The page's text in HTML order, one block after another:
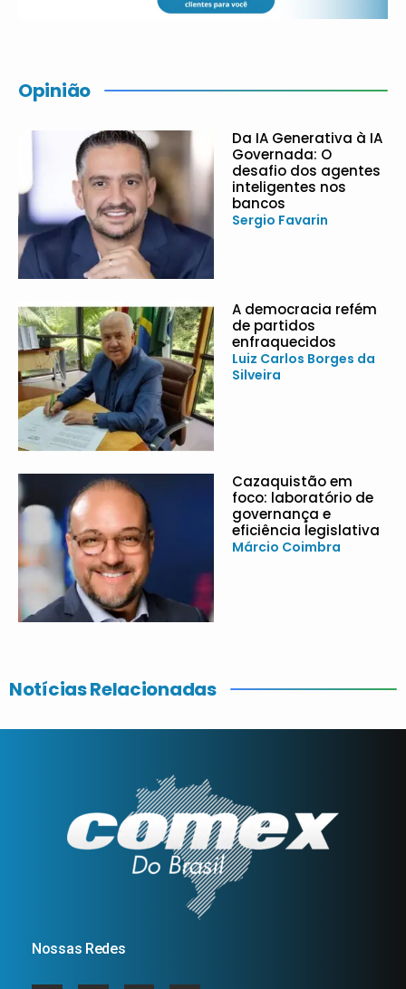
Opinião
Da IA Generativa à IA
Governada: O
desafio dos agentes
inteligentes nos
bancos
Sergio Favarin
A democracia refém
de partidos
enfraquecidos
Luiz Carlos Borges da
Silveira
Cazaquistão em
foco: laboratório de
governança e
eficiência legislativa
Márcio Coimbra
Notícias Relacionadas
Nossas Redes